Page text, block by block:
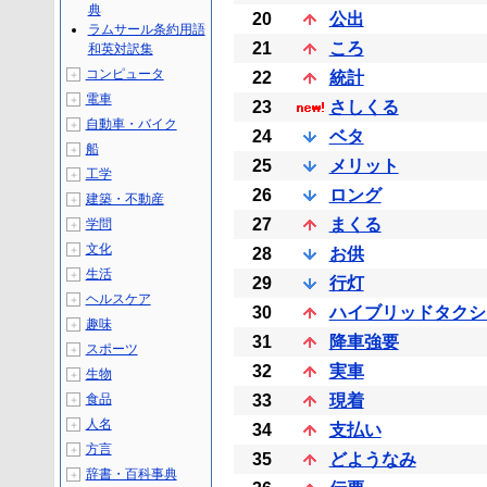
20
公出
21
ころ
22
統計
23
さしくる
24
ベタ
25
メリット
26
ロング
27
まくる
28
お供
29
行灯
30
ハイブリッドタク
31
降車強要
32
実車
33
現着
34
支払い
35
どようなみ
典
ラムサール条約用語
和英対訳集
＋ コンピュータ
＋ 電車
＋ 自動車・バイク
＋ 船
＋ 工学
＋ 建築・不動産
＋ 学問
＋ 文化
＋ 生活
＋ ヘルスケア
＋ 趣味
＋ スポーツ
＋ 生物
＋ 食品
＋ 人名
＋ 方言
＋ 辞書・百科事典